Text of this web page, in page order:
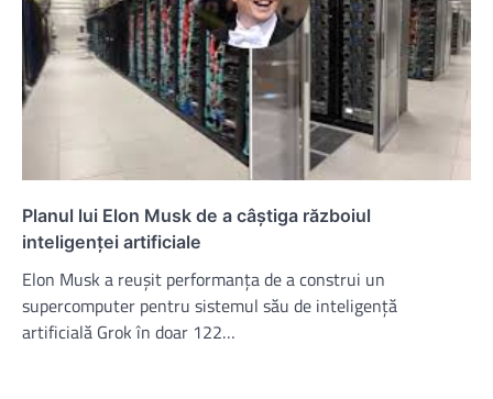
Planul lui Elon Musk de a câștiga războiul
inteligenței artificiale
Elon Musk a reușit performanța de a construi un
supercomputer pentru sistemul său de inteligență
artificială Grok în doar 122…